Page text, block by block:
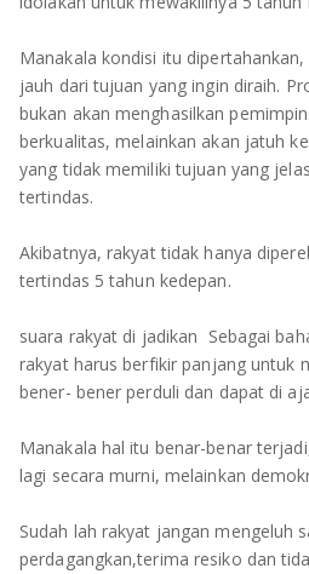
MESUJI
WAY KANAN
PRINGSEWU
Manakala kondisi itu
jauh dari tujuan yang ingin diraih.
bukan akan menghasilkan
berkualitas, melainkan akan jatuh
yang tidak memiliki tujuan yang
tertindas.
Akibatnya, rakyat tidak hanya
tertindas 5 tahun kedepan.
suara rakyat di jadikan Sebagai
rakyat harus berfikir panjang untuk
bener- bener perduli dan dapat di
Manakala hal itu benar-benar
lagi secara murni, melainkan
Sudah lah rakyat jangan mengeluh
perdagangkan,terima resiko dan